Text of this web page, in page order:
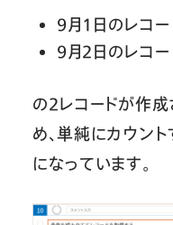
9月1日のレコー
9月2日のレコー
の2レコードが作
め、単純にカウン
になっています。